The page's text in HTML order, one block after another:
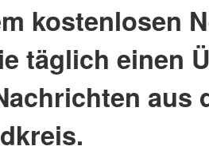
kostenlosen
täglich einen
aus